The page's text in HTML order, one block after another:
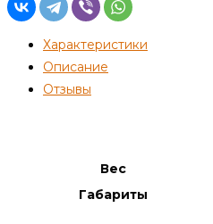
Характеристики
Описание
Отзывы
Вес
Габариты